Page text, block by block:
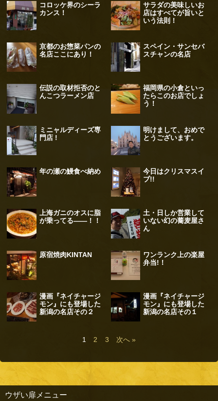
コロッケ界のシーラ
カンス！
サラダの美味しいお
店はすべてが旨いと
いう法則！
京都のお惣菜パンの
名店ここにあり！
スペイン・サンセバ
スチャンの名店
伝説の取材拒否のと
んこつラーメン店
福岡県の小倉といっ
たらこのお店でしょ
う！
ミニャルディーズ専
門店 !
明けまして、おめで
とうございます。
年の瀬の鰻食べ納め
今日はクリスマスイ
ブ!!
上海ガニのオスに脂
が乗ってる――！！
土・日しか営業して
いない幻の蕎麦屋さ
ん
原宿焼肉KINTAN
ワンランク上の楽屋
弁当!！
漫画『ネイチャージ
モン』にも登場した
新潟の名店その２
漫画『ネイチャージ
モン』にも登場した
新潟の名店その１
1 2 3 次へ »
ウザい扉メニュー